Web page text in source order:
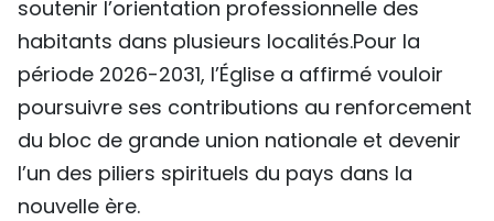
soutenir l’orientation professionnelle des
habitants dans plusieurs localités.Pour la
période 2026-2031, l’Église a affirmé vouloir
poursuivre ses contributions au renforcement
du bloc de grande union nationale et devenir
l’un des piliers spirituels du pays dans la
nouvelle ère.